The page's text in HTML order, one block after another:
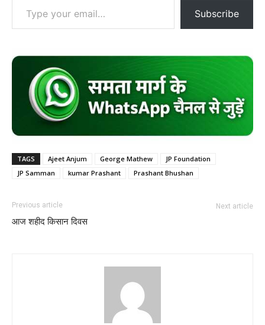
Subscribe
TAGS Ajeet Anjum George Mathew
JP Foundation
JP Samman
kumar Prashant Prashant Bhushan
Previous article
आज शहीद किसान दिवस
Next article